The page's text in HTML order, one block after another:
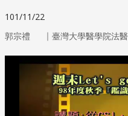
101/11/22
郭宗禮 ｜ 臺灣大學醫學院法